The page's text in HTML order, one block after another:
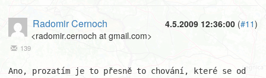
4.5.2009 12:36:00 (#11)
Radomir Cernoch
<radomir.cernoch at gmail.com>
139
Ano, prozatím je to přesně to chování, které se od